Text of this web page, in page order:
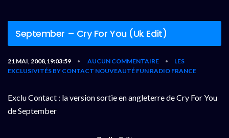
September – Cry For You (Uk Edit)
21 MAI, 2008,19:03:59 • AUCUN COMMENTAIRE •
LES
EXCLUSIVITÉS BY CONTACT NOUVEAUTÉ FUN RADIO FRANCE
Exclu Contact : la version sortie en angleterre de Cry For You
de September